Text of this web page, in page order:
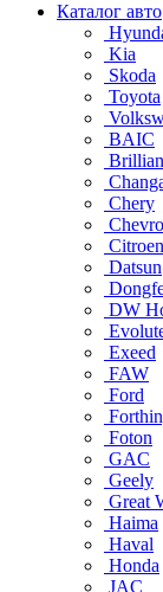
Каталог авто
Kia
Skoda
Toyota
BAIC
Chery
Citroen
Datsun
DW
Exeed
FAW
Ford
Foton
GAC
Geely
Great
Haima
Haval
Honda
JAC